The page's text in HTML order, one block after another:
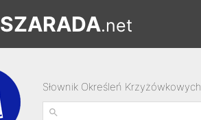
SZARADA.net
Słownik Określeń Krzyżówkowych